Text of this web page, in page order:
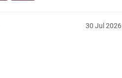
30 Jul 2026